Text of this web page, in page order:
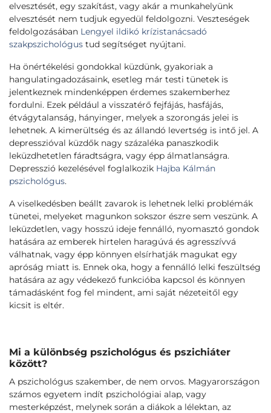
elvesztését, egy szakítást, vagy akár a munkahelyünk
elvesztését nem tudjuk egyedül feldolgozni. Veszteségek
feldolgozásában Lengyel ildikó krízistanácsadó
szakpszichológus tud segítséget nyújtani.
Ha önértékelési gondokkal küzdünk, gyakoriak a
hangulatingadozásaink, esetleg már testi tünetek is
jelentkeznek mindenképpen érdemes szakemberhez
fordulni. Ezek például a visszatérő fejfájás, hasfájás,
étvágytalanság, hányinger, melyek a szorongás jelei is
lehetnek. A kimerültség és az állandó levertség is intő jel. A
depresszióval küzdők nagy százaléka panaszkodik
leküzdhetetlen fáradtságra, vagy épp álmatlanságra.
Depresszió kezelésével foglalkozik Hajba Kálmán
pszichológus.
A viselkedésben beállt zavarok is lehetnek lelki problémák
tünetei, melyeket magunkon sokszor észre sem veszünk. A
leküzdetlen, vagy hosszú ideje fennálló, nyomasztó gondok
hatására az emberek hirtelen haragúvá és agresszívvá
válhatnak, vagy épp könnyen elsírhatják magukat egy
apróság miatt is. Ennek oka, hogy a fennálló lelki feszültség
hatására az agy védekező funkcióba kapcsol és könnyen
támadásként fog fel mindent, ami saját nézeteitől egy
kicsit is eltér.
Mi a különbség pszichológus és pszichiáter
között?
A pszichológus szakember, de nem orvos. Magyarországon
számos egyetem indít pszichológiai alap, vagy
mesterképzést, melynek során a diákok a lélektan, az